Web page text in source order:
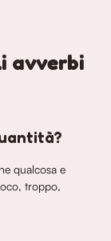
avverbi
qualcosa e
troppo,